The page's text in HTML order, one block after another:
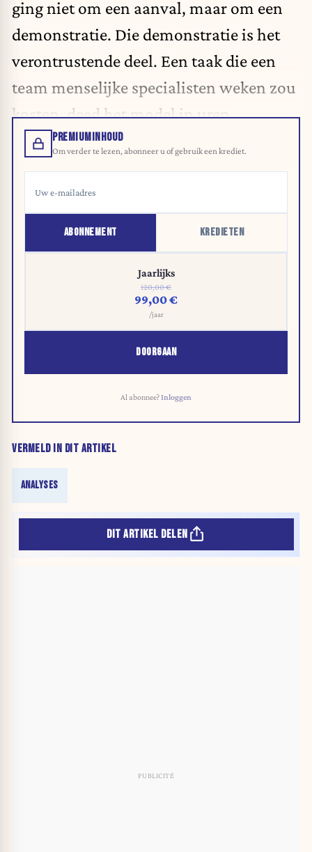
ging niet om een aanval, maar om een
demonstratie. Die demonstratie is het
verontrustende deel. Een taak die een
team menselijke specialisten weken zou
kosten, deed het model in uren.
PREMIUMINHOUD
Om verder te lezen, abonneer u of gebruik een krediet.
ABONNEMENT KREDIETEN
Jaarlijks
120,00 €
99,00 €
/jaar
DOORGAAN
Al abonnee?Inloggen
VERMELD IN DIT ARTIKEL
ANALYSES
DIT ARTIKEL DELEN